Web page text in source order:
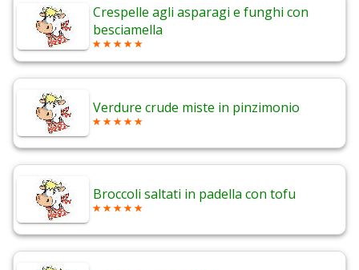
Crespelle agli asparagi e funghi con
besciamella
Verdure crude miste in pinzimonio
Broccoli saltati in padella con tofu